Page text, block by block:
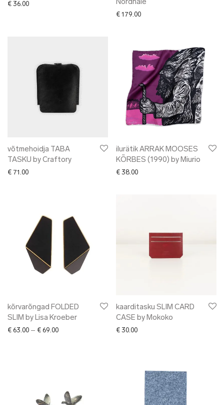
€ 36.00 Nordhale
€ 179.00
võtmehoidja TABA
TASKU by Craftory
€ 71.00
ilurätik ARRAK MOOSES
KÕRBES (1990) by Miurio
€ 38.00
kõrvarõngad FOLDED
SLIM by Lisa Kroeber
€ 63.00 – € 69.00Price range: € 63.00 through € 69.00
kaarditasku SLIM CARD
CASE by Mokoko
€ 30.00